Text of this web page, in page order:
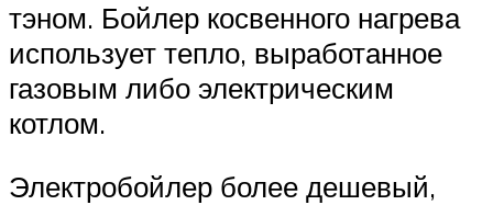
тэном. Бойлер косвенного нагрева
использует тепло, выработанное
газовым либо электрическим
котлом.
Электробойлер более дешевый,